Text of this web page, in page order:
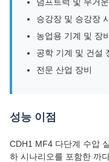
승강장 및 승강장
농업용 기계 및 장
공학 기계 및 건설
전문 산업 장비
성능 이점
CDH1 MF4 다단계 수압
하 시나리오를 포함한 까